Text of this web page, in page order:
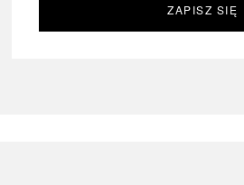
ZAPISZ SIĘ